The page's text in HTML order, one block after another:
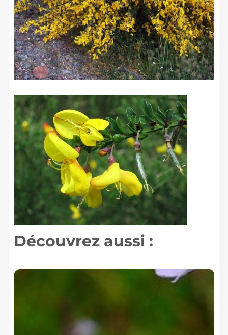
Découvrez aussi :